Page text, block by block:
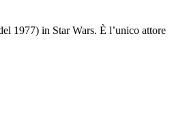
1977) in Star Wars. È l’unico attore